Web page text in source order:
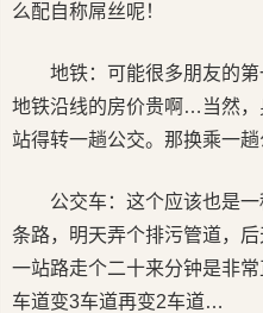
么配自称屌丝呢！
地铁：可能很多朋友的
地铁沿线的房价贵啊…当然，
站得转一趟公交。那换乘一趟
公交车：这个应该也是
条路，明天弄个排污管道，
一站路走个二十来分钟是非
车道变3车道再变2车道…